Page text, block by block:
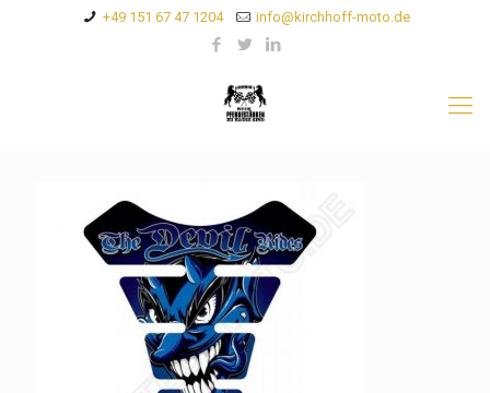
+49 151 67 47 1204 info@kirchhoff-moto.de